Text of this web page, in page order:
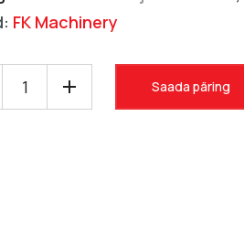
FK Machinery
Saada päring